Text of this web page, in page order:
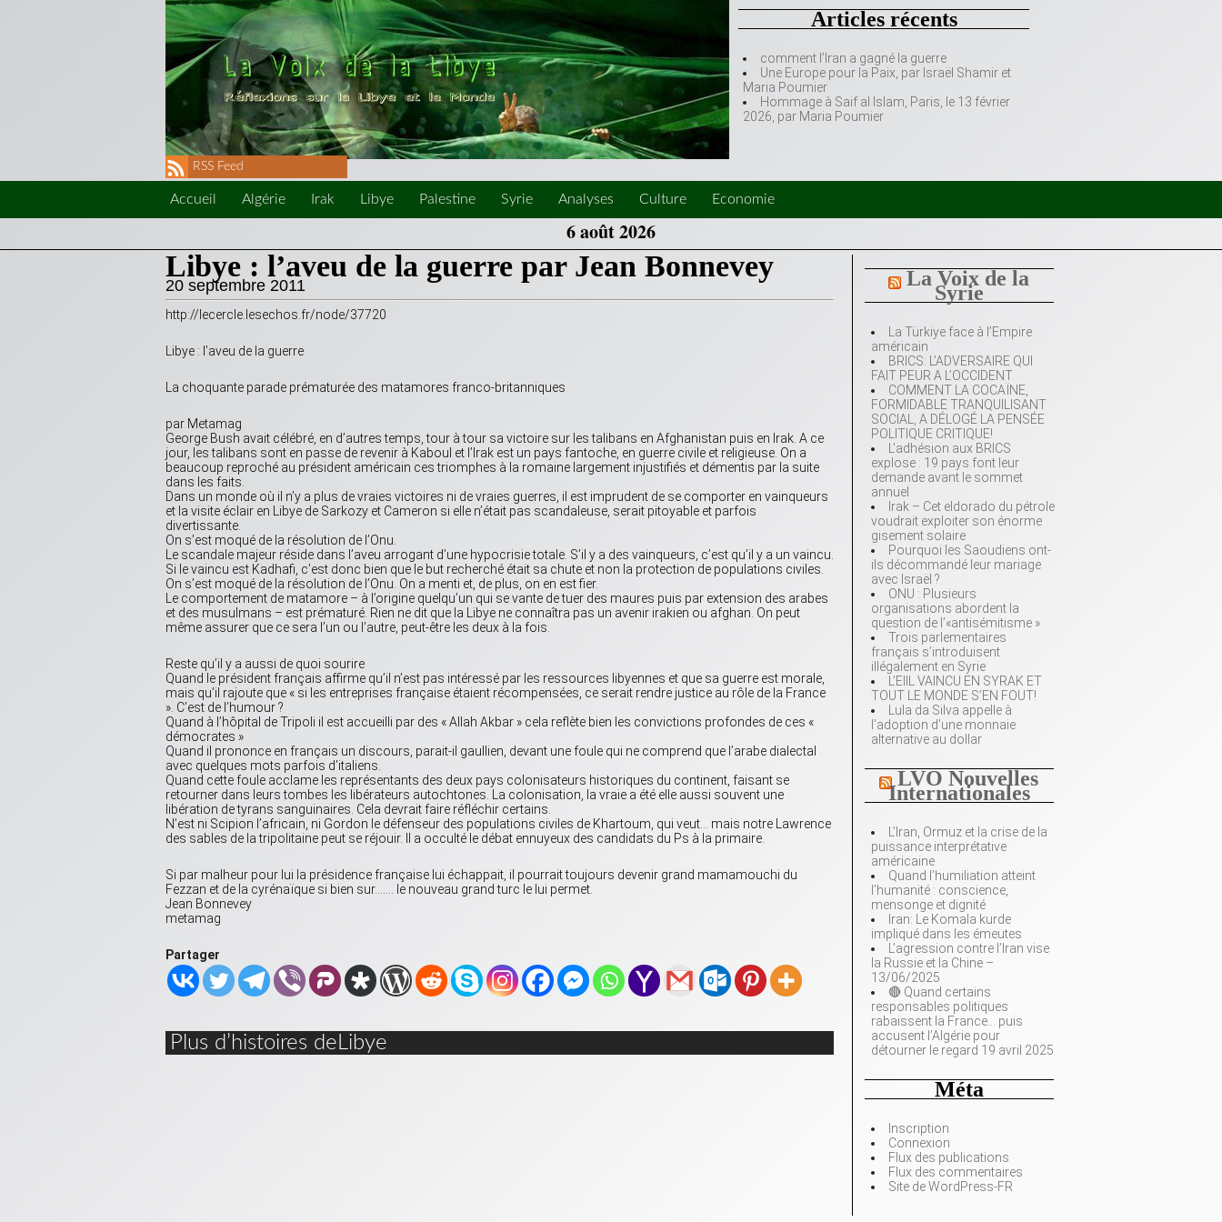
Articles récents
comment l’Iran a gagné la guerre
Une Europe pour la Paix, par Israël Shamir et
Maria Poumier
Hommage à Saif al Islam, Paris, le 13 février
2026, par Maria Poumier
RSS Feed
Accueil Algérie Irak Libye Palestine Syrie Analyses Culture Economie
6 août 2026
La Voix de la
Syrie
La Türkiye face à l’Empire
américain
BRICS: L’ADVERSAIRE QUI
FAIT PEUR A L’OCCIDENT
COMMENT LA COCAÏNE,
FORMIDABLE TRANQUILISANT
SOCIAL, A DÉLOGÉ LA PENSÉE
POLITIQUE CRITIQUE!
L’adhésion aux BRICS
explose : 19 pays font leur
demande avant le sommet
annuel
Irak – Cet eldorado du pétrole
voudrait exploiter son énorme
gisement solaire
Pourquoi les Saoudiens ont-
ils décommandé leur mariage
avec Israël ?
ONU : Plusieurs
organisations abordent la
question de l’«antisémitisme »
Trois parlementaires
français s’introduisent
illégalement en Syrie
L’EIIL VAINCU EN SYRAK ET
TOUT LE MONDE S’EN FOUT!
Lula da Silva appelle à
l’adoption d’une monnaie
alternative au dollar
LVO Nouvelles
Internationales
L’Iran, Ormuz et la crise de la
puissance interprétative
américaine
Quand l’humiliation atteint
l’humanité : conscience,
mensonge et dignité
Iran: Le Komala kurde
impliqué dans les émeutes
L’agression contre l’Iran vise
la Russie et la Chine –
13/06/2025
🔴 Quand certains
responsables politiques
rabaissent la France… puis
accusent l’Algérie pour
détourner le regard 19 avril 2025
Méta
Inscription
Connexion
Flux des publications
Flux des commentaires
Site de WordPress-FR
Libye : l’aveu de la guerre par Jean Bonnevey
20 septembre 2011
http://lecercle.lesechos.fr/node/37720
Libye : l’aveu de la guerre
La choquante parade prématurée des matamores franco-britanniques
par Metamag
George Bush avait célébré, en d’autres temps, tour à tour sa victoire sur les talibans en Afghanistan puis en Irak. A ce
jour, les talibans sont en passe de revenir à Kaboul et l’Irak est un pays fantoche, en guerre civile et religieuse. On a
beaucoup reproché au président américain ces triomphes à la romaine largement injustifiés et démentis par la suite
dans les faits.
Dans un monde où il n’y a plus de vraies victoires ni de vraies guerres, il est imprudent de se comporter en vainqueurs
et la visite éclair en Libye de Sarkozy et Cameron si elle n’était pas scandaleuse, serait pitoyable et parfois
divertissante.
On s’est moqué de la résolution de l’Onu.
Le scandale majeur réside dans l’aveu arrogant d’une hypocrisie totale. S’il y a des vainqueurs, c’est qu’il y a un vaincu.
Si le vaincu est Kadhafi, c’est donc bien que le but recherché était sa chute et non la protection de populations civiles.
On s’est moqué de la résolution de l’Onu. On a menti et, de plus, on en est fier.
Le comportement de matamore – à l’origine quelqu’un qui se vante de tuer des maures puis par extension des arabes
et des musulmans – est prématuré. Rien ne dit que la Libye ne connaîtra pas un avenir irakien ou afghan. On peut
même assurer que ce sera l’un ou l’autre, peut-être les deux à la fois.
Reste qu’il y a aussi de quoi sourire
Quand le président français affirme qu’il n’est pas intéressé par les ressources libyennes et que sa guerre est morale,
mais qu’il rajoute que « si les entreprises française étaient récompensées, ce serait rendre justice au rôle de la France
». C’est de l’humour ?
Quand à l’hôpital de Tripoli il est accueilli par des « Allah Akbar » cela reflète bien les convictions profondes de ces «
démocrates »
Quand il prononce en français un discours, parait-il gaullien, devant une foule qui ne comprend que l’arabe dialectal
avec quelques mots parfois d’italiens.
Quand cette foule acclame les représentants des deux pays colonisateurs historiques du continent, faisant se
retourner dans leurs tombes les libérateurs autochtones. La colonisation, la vraie a été elle aussi souvent une
libération de tyrans sanguinaires. Cela devrait faire réfléchir certains.
N’est ni Scipion l’africain, ni Gordon le défenseur des populations civiles de Khartoum, qui veut… mais notre Lawrence
des sables de la tripolitaine peut se réjouir. Il a occulté le débat ennuyeux des candidats du Ps à la primaire.
Si par malheur pour lui la présidence française lui échappait, il pourrait toujours devenir grand mamamouchi du
Fezzan et de la cyrénaïque si bien sur……. le nouveau grand turc le lui permet.
Jean Bonnevey
metamag
Partager
Plus d’histoires deLibye